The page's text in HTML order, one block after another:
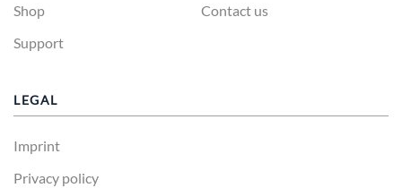
Shop
Support
Contact us
LEGAL
Imprint
Privacy policy